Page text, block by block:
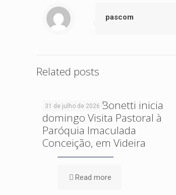
pascom
Related posts
31 de julho de 2026
Dom Cleocir Bonetti inicia
domingo Visita Pastoral à
Paróquia Imaculada
Conceição, em Videira
Read more